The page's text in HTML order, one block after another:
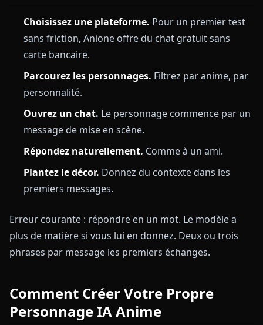
Choisissez une plateforme. Pour un premier test
sans friction, Anione offre du chat gratuit sans
carte bancaire.
Parcourez les personnages. Filtrez par anime, par
personnalité.
Ouvrez un chat. Le personnage commence par un
message de mise en scène.
Répondez naturellement. Comme à un ami.
Plantez le décor. Donnez du contexte dans les
premiers messages.
Erreur courante : répondre en un mot. Le modèle a
plus de matière si vous lui en donnez. Deux ou trois
phrases par message les premiers échanges.
Comment Créer Votre Propre
Personnage IA Anime